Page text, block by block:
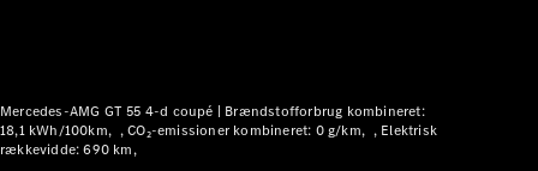
Alle Sedans
CLA
Mercedes-AMG GT 55 4-d coupé | Brændstofforbrug kombineret:
18,1 kWh/100km
CO₂-emissioner kombineret: 0 g/km
Elektrisk
rækkevidde: 690 km